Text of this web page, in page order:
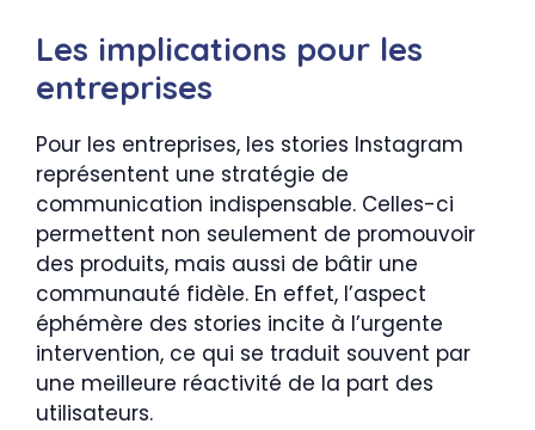
Les implications pour les
entreprises
Pour les entreprises, les stories Instagram
représentent une stratégie de
communication indispensable. Celles-ci
permettent non seulement de promouvoir
des produits, mais aussi de bâtir une
communauté fidèle. En effet, l’aspect
éphémère des stories incite à l’urgente
intervention, ce qui se traduit souvent par
une meilleure réactivité de la part des
utilisateurs.